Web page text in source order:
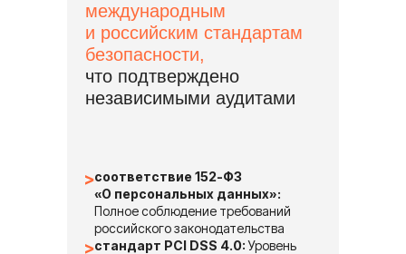
международным
и российским стандартам
безопасности,
что подтверждено
независимыми аудитами
соответствие 152-ФЗ
«О персональных данных»:
Полное соблюдение требований
российского законодательства
стандарт PCI DSS 4.0:Уровень